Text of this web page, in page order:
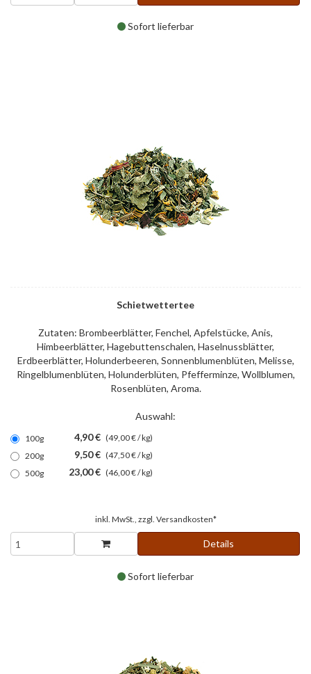
Sofort lieferbar
Schietwettertee
Zutaten: Brombeerblätter, Fenchel, Apfelstücke, Anis,
Himbeerblätter, Hagebuttenschalen, Haselnussblätter,
Erdbeerblätter, Holunderbeeren, Sonnenblumenblüten, Melisse,
Ringelblumenblüten, Holunderblüten, Pfefferminze, Wollblumen,
Rosenblüten, Aroma.
Auswahl:
100g 4,90 € (49,00 € / kg)
200g
9,50 € (47,50 € / kg)
500g
23,00 € (46,00 € / kg)
inkl. MwSt., zzgl. Versandkosten*
Details
Sofort lieferbar